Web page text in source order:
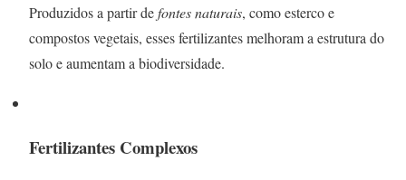
Produzidos a partir defontes naturais, como esterco e
compostos vegetais, esses fertilizantes melhoram a estrutura do
solo e aumentam a biodiversidade.
Fertilizantes Complexos